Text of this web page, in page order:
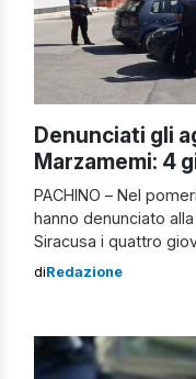
Denunciati gli
Marzamemi: 4
PACHINO – Nel
hanno denunciato
Siracusa i quattro
aggredito a Pachino
vittima e ha […]
diRedazione